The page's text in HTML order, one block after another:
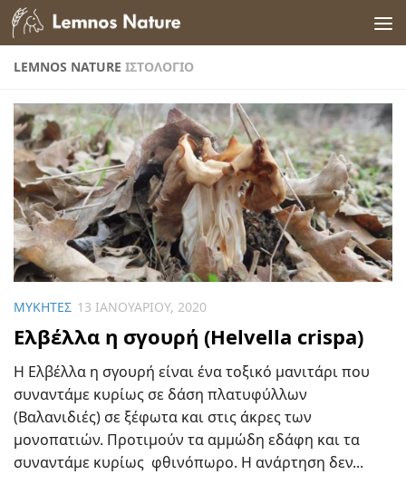
Skip to content
LEMNOS NATURE ΙΣΤΟΛΌΓΙΟ
ΜΎΚΗΤΕΣ 13 ΙΑΝΟΥΑΡΊΟΥ, 2020
Ελβέλλα η σγουρή (Helvella crispa)
Η Ελβέλλα η σγουρή είναι ένα τοξικό μανιτάρι που
συναντάμε κυρίως σε δάση πλατυφύλλων
(Βαλανιδιές) σε ξέφωτα και στις άκρες των
μονοπατιών. Προτιμούν τα αμμώδη εδάφη και τα
συναντάμε κυρίως φθινόπωρο. Η ανάρτηση δεν...